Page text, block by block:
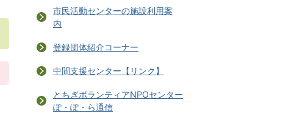
市民活動センターの施設利用案
内
登録団体紹介コーナー
中間支援センター【リンク】
とちぎボランティアNPOセンター
ぽ・ぽ・ら通信